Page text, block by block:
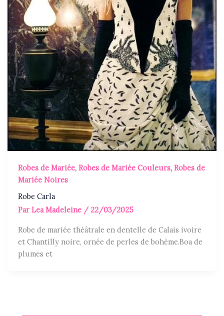
Robes de Mariée,Robes de Mariée Couleurs,Robes de
Mariée Noires
Robe Carla
ParLea Madeleine / 22/03/2025
Robe de mariée théâtrale en dentelle de Calais ivoire
et Chantilly noire, ornée de perles de bohème.Boa de
plumes et